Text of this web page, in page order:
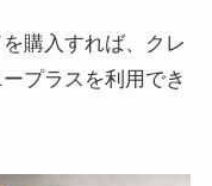
購入すれば、クレ
プラスを利用でき